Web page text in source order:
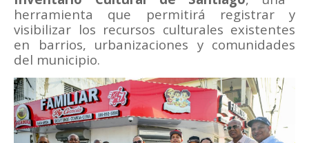
herramienta que permitirá registrar y
visibilizar los recursos culturales existentes
en barrios, urbanizaciones y comunidades
del municipio.